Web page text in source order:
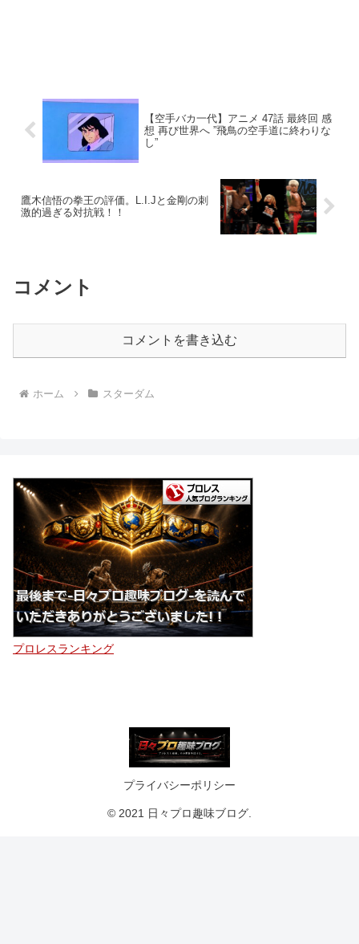
【空手バカ一代】アニメ 47話 最終回 感
想 再び世界へ ”飛鳥の空手道に終わりな
し”
鷹木信悟の拳王の評価。L.I.Jと金剛の刺
激的過ぎる対抗戦！！
コメント
コメントを書き込む
ホーム スターダム
プロレスランキング
プライバシーポリシー
© 2021 日々プロ趣味ブログ.